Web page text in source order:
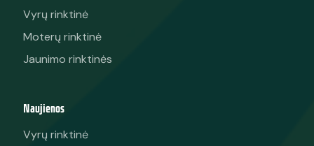
Vyrų rinktinė
Moterų rinktinė
Jaunimo rinktinės
Naujienos
Vyrų rinktinė